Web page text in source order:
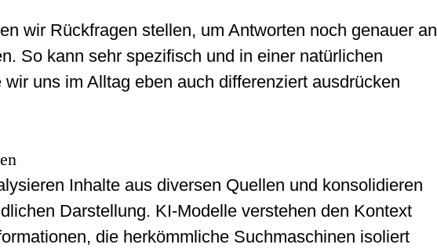
wir Rückfragen stellen, um Antworten noch genauer an
So kann sehr spezifisch und in einer natürlichen
uns im Alltag eben auch differenziert ausdrücken
Inhalte aus diversen Quellen und konsolidieren
Darstellung. KI-Modelle verstehen den Kontext
die herkömmliche Suchmaschinen isoliert